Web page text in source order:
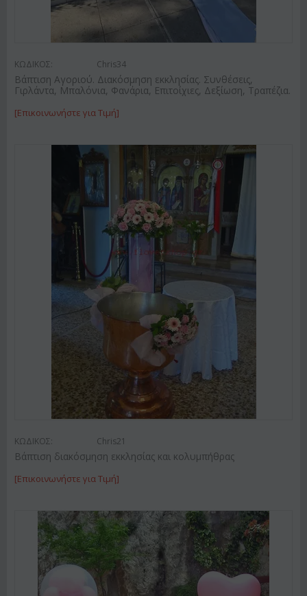
ΚΩΔΙΚΟΣ: Chris34
Βάπτιση Αγοριού. Διακόσμηση εκκλησίας. Συνθέσεις,
Γιρλάντα, Μπαλόνια, Φανάρια, Επιτοίχιες, Δεξίωση, Τραπέζια.
[Επικοινωνήστε για Τιμή]
ΚΩΔΙΚΟΣ: Chris21
Βάπτιση διακόσμηση εκκλησίας και κολυμπήθρας
[Επικοινωνήστε για Τιμή]